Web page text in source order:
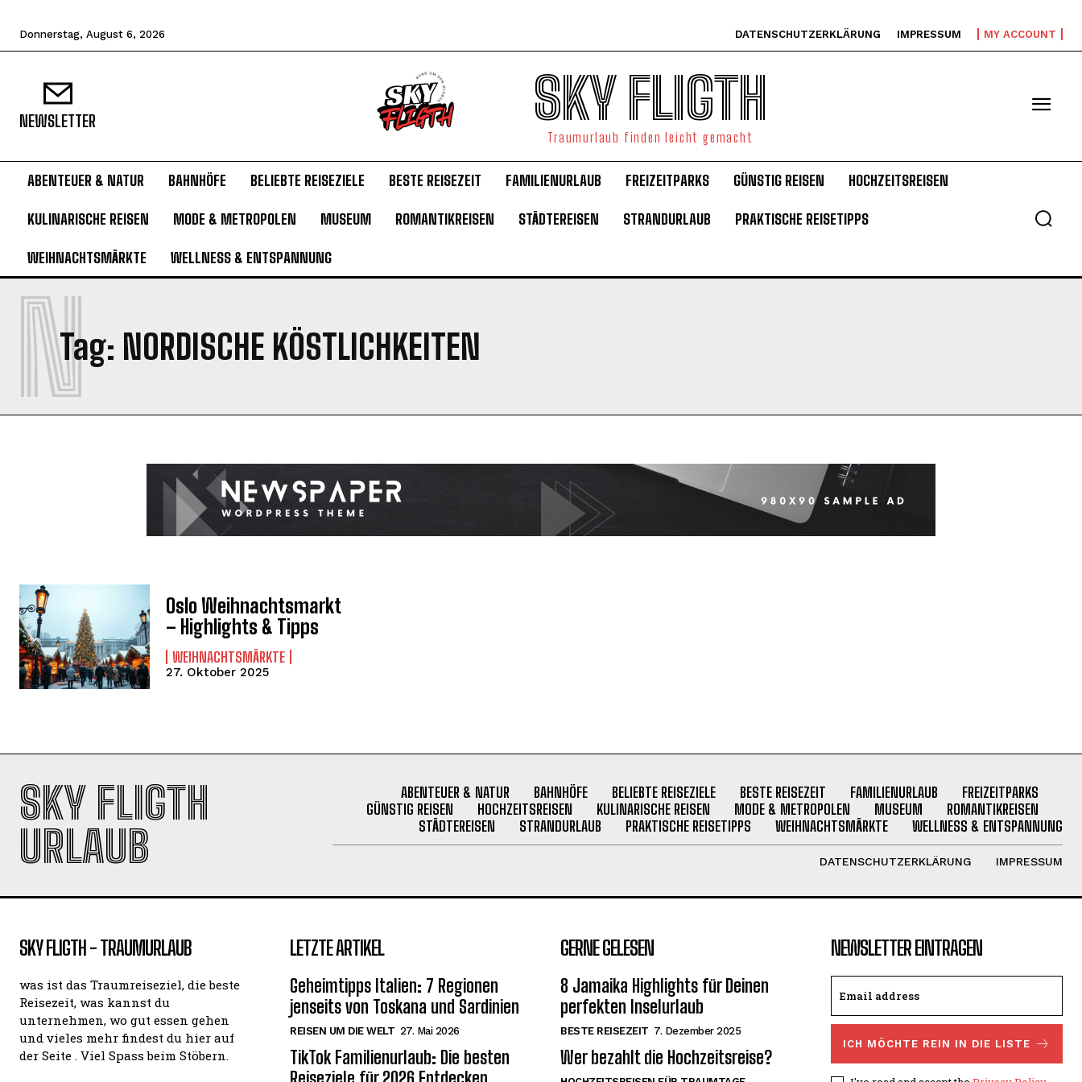
I WANT IN
Privacy Policy.
Donnerstag, August 6, 2026 DATENSCHUTZERKLÄRUNG IMPRESSUM MY ACCOUNT
NEWSLETTER SKY FLIGTH
Traumurlaub finden leicht gemacht
ABENTEUER & NATUR BAHNHÖFE BELIEBTE REISEZIELE BESTE REISEZEIT FAMILIENURLAUB FREIZEITPARKS GÜNSTIG REISEN HOCHZEITSREISEN
KULINARISCHE REISEN MODE & METROPOLEN MUSEUM ROMANTIKREISEN STÄDTEREISEN STRANDURLAUB PRAKTISCHE REISETIPPS
WEIHNACHTSMÄRKTE WELLNESS & ENTSPANNUNG
Tag: NORDISCHE KÖSTLICHKEITEN
N
Oslo Weihnachtsmarkt
– Highlights & Tipps
WEIHNACHTSMÄRKTE
27. Oktober 2025
SKY FLIGTH
URLAUB
ABENTEUER & NATUR BAHNHÖFE BELIEBTE REISEZIELE BESTE REISEZEIT FAMILIENURLAUB
FREIZEITPARKS
GÜNSTIG REISEN
HOCHZEITSREISEN KULINARISCHE REISEN MODE & METROPOLEN MUSEUM
ROMANTIKREISEN
STÄDTEREISEN
STRANDURLAUB PRAKTISCHE REISETIPPS WEIHNACHTSMÄRKTE WELLNESS & ENTSPANNUNG
DATENSCHUTZERKLÄRUNG IMPRESSUM
SKY FLIGTH - TRAUMURLAUB
was ist das Traumreiseziel, die beste
Reisezeit, was kannst du
unternehmen, wo gut essen gehen
und vieles mehr findest du hier auf
der Seite . Viel Spass beim Stöbern.
LETZTE ARTIKEL
Geheimtipps Italien: 7 Regionen
jenseits von Toskana und Sardinien
REISEN UM DIE WELT 27. Mai 2026
TikTok Familienurlaub: Die besten
GERNE GELESEN
8 Jamaika Highlights für Deinen
perfekten Inselurlaub
BESTE REISEZEIT 7. Dezember 2025
Wer bezahlt die Hochzeitsreise?
NEWSLETTER EINTRAGEN
ICH MÖCHTE REIN IN DIE LISTE